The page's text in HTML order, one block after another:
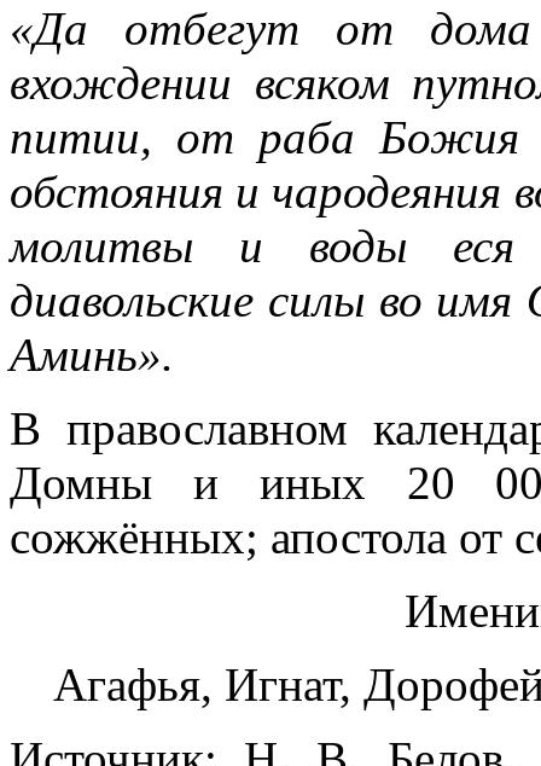
«Да отбегут от
вхождении всяком
питии, от раба Божия
обстояния и чародеяния
молитвы и воды еся
диавольские силы во
Аминь».
В православном
Домны и иных 20
сожжённых; апостола от
Агафья, Игнат,